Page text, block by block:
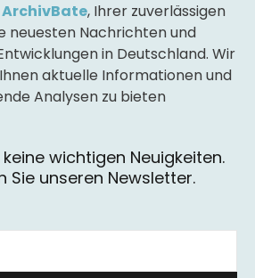
ArchivBate, Ihrer zuverlässigen
neuesten Nachrichten und
in Deutschland. Wir
aktuelle Informationen und
Analysen zu bieten
wichtigen Neuigkeiten.
Sie unseren Newsletter.